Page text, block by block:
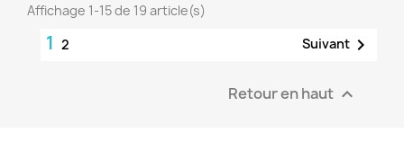
Affichage 1-15 de 19 article(s)
1 2 Suivant 
Retour en haut 